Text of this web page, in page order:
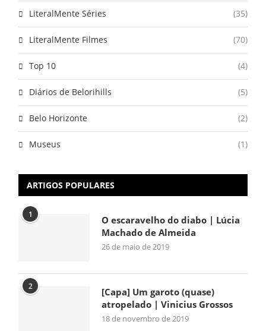
LiteralMente Séries (35)
LiteralMente Filmes (70)
Top 10 (4)
Diários de Belorihills (5)
Belo Horizonte (2)
Museus (1)
ARTIGOS POPULARES
1
O escaravelho do diabo | Lúcia
Machado de Almeida
26 de maio de 2019
2
[Capa] Um garoto (quase)
atropelado | Vinicius Grossos
18 de novembro de 2019